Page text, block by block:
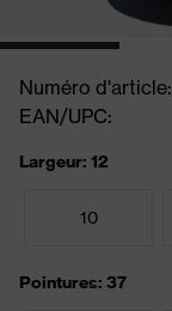
Numéro d'article:
EAN/UPC:
Largeur: 12
10
Pointures: 37